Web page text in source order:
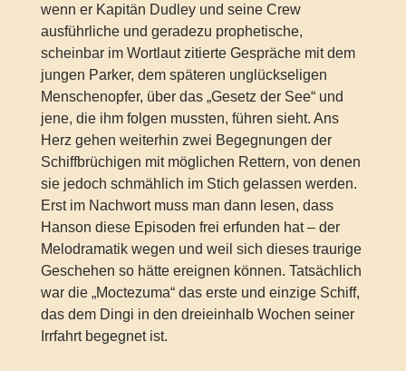
wenn er Kapitän Dudley und seine Crew
ausführliche und geradezu prophetische,
scheinbar im Wortlaut zitierte Gespräche mit dem
jungen Parker, dem späteren unglückseligen
Menschenopfer, über das „Gesetz der See“ und
jene, die ihm folgen mussten, führen sieht. Ans
Herz gehen weiterhin zwei Begegnungen der
Schiffbrüchigen mit möglichen Rettern, von denen
sie jedoch schmählich im Stich gelassen werden.
Erst im Nachwort muss man dann lesen, dass
Hanson diese Episoden frei erfunden hat – der
Melodramatik wegen und weil sich dieses traurige
Geschehen so hätte ereignen können. Tatsächlich
war die „Moctezuma“ das erste und einzige Schiff,
das dem Dingi in den dreieinhalb Wochen seiner
Irrfahrt begegnet ist.